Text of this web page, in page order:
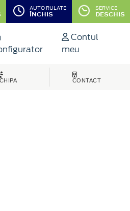
AUTO RULATE
ÎNCHIS
SERVICE
DESCHIS
Contul
meu
CONTACT